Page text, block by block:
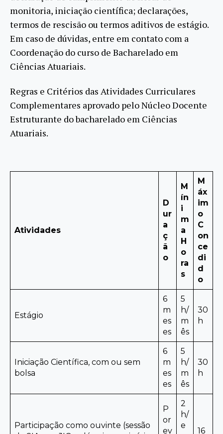
monitoria, iniciação científica; declarações,
termos de rescisão ou termos aditivos de estágio.
Em caso de dúvidas, entre em contato com a
Coordenação do curso de Bacharelado em
Ciências Atuariais.
Regras e Critérios das Atividades Curriculares
Complementares aprovado pelo Núcleo Docente
Estruturante do bacharelado em Ciências
Atuariais.
Atividades
D
ur
a
ç
ã
o
M
ín
i
m
a
H
o
ra
s
M
áx
im
o
C
on
ce
di
d
o
Estágio
6
m
es
es
5
h/
m
ês
30
h
Iniciação Científica, com ou sem
bolsa
6
m
es
es
5
h/
m
ês
30
h
Participação como ouvinte (sessão
P
or
ev
2
h/
e
16